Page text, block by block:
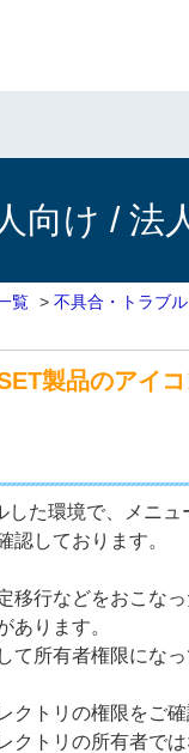
け / 法
覧 > 不具合・トラブル
製品のアイ
した環境で、メニ
認しております。
移行などをおこな
あります。
て所有者権限にな
クトリの権限をご
クトリの所有者で